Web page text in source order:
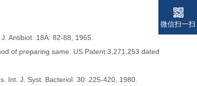
Antibiot. 18A: 82-88, 1965.
of preparing same. US Patent 3,271,253 dated
Int. J. Syst. Bacteriol. 30: 225-420, 1980.
电话
电话
微信扫一扫